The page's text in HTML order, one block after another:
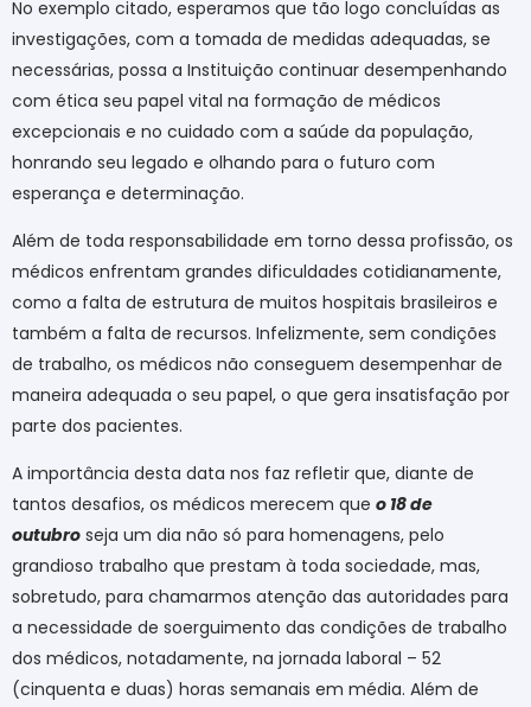
No exemplo citado, esperamos que tão logo concluídas as
investigações, com a tomada de medidas adequadas, se
necessárias, possa a Instituição continuar desempenhando
com ética seu papel vital na formação de médicos
excepcionais e no cuidado com a saúde da população,
honrando seu legado e olhando para o futuro com
esperança e determinação.
Além de toda responsabilidade em torno dessa profissão, os
médicos enfrentam grandes dificuldades cotidianamente,
como a falta de estrutura de muitos hospitais brasileiros e
também a falta de recursos. Infelizmente, sem condições
de trabalho, os médicos não conseguem desempenhar de
maneira adequada o seu papel, o que gera insatisfação por
parte dos pacientes.
A importância desta data nos faz refletir que, diante de
tantos desafios, os médicos merecem que o 18 de
outubro seja um dia não só para homenagens, pelo
grandioso trabalho que prestam à toda sociedade, mas,
sobretudo, para chamarmos atenção das autoridades para
a necessidade de soerguimento das condições de trabalho
dos médicos, notadamente, na jornada laboral – 52
(cinquenta e duas) horas semanais em média. Além de